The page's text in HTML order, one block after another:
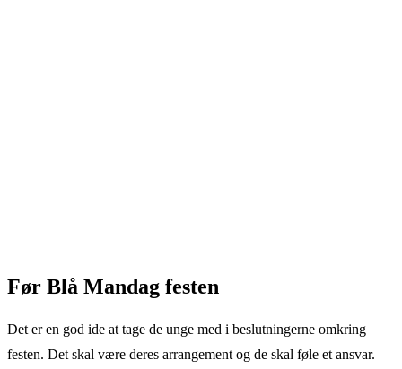
Før Blå Mandag festen
Det er en god ide at tage de unge med i beslutningerne omkring
festen. Det skal være deres arrangement og de skal føle et ansvar.